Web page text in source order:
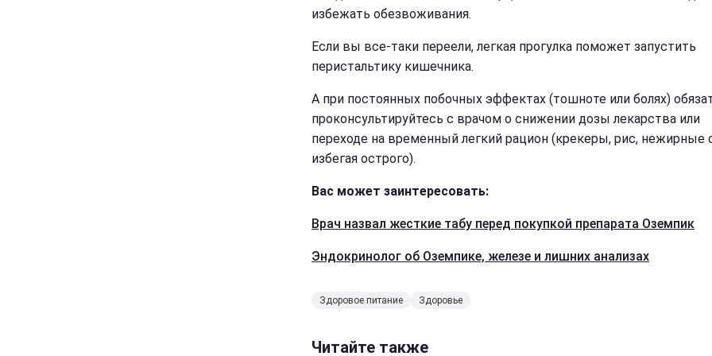
избежать обезвоживания.
Если вы все-таки переели, легкая прогулка поможет запустить
перистальтику кишечника.
А при постоянных побочных эффектах (тошноте или болях)
проконсультируйтесь с врачом о снижении дозы лекарства или
переходе на временный легкий рацион (крекеры, рис, нежирные
избегая острого).
Вас может заинтересовать:
Врач назвал жесткие табу перед покупкой препарата Оземпик
Эндокринолог об Оземпике, железе и лишних анализах
Здоровое питание Здоровье
Читайте также